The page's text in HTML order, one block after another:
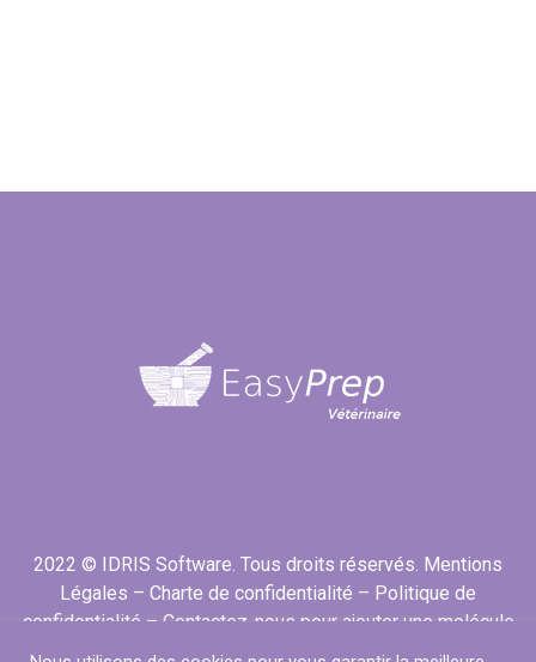
2022 © IDRIS Software. Tous droits réservés. Mentions
Légales – Charte de confidentialité – Politique de
confidentialité – Contactez-nous pour ajouter une molécule